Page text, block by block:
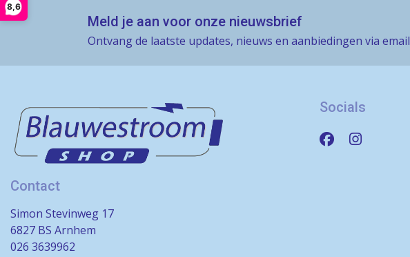
8,6
Meld je aan voor onze nieuwsbrief
Ontvang de laatste updates, nieuws en aanbiedingen via email
Contact
Simon Stevinweg 17
6827 BS Arnhem
026 3639962
Socials